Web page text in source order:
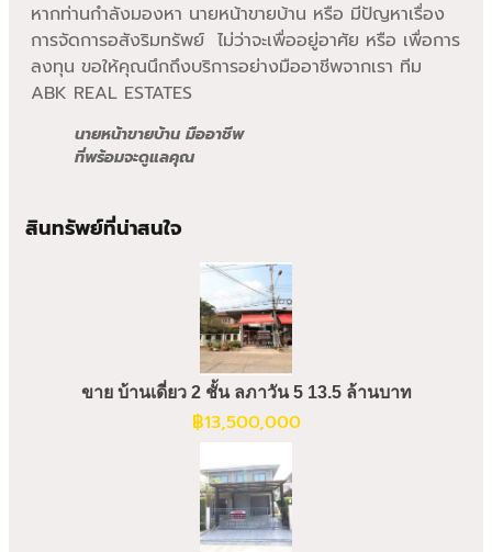
หากท่านกำลังมองหา นายหน้าขายบ้าน หรือ มีปัญหาเรื่อง
การจัดการอสังริมทรัพย์ ไม่ว่าจะเพื่ออยู่อาศัย หรือ เพื่อการ
ลงทุน ขอให้คุณนึกถึงบริการอย่างมืออาชีพจากเรา ทีม
ABK REAL ESTATES
นายหน้าขายบ้าน มืออาชีพ
ที่พร้อมจะดูแลคุณ
สินทรัพย์ที่น่าสนใจ
ขาย บ้านเดี่ยว 2 ชั้น ลภาวัน 5 13.5 ล้านบาท
฿13,500,000